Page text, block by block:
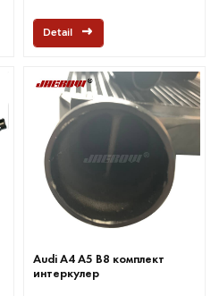
Detail
Audi A4 A5 B8 комплект
интеркулер